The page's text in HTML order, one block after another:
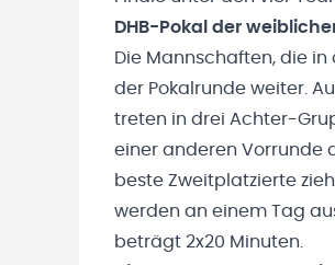
DHB-Pokal der
Die Mannschaften, die
der Pokalrunde weiter.
treten in drei Achter-
einer anderen Vorrunde
beste Zweitplatzierte
werden an einem Tag
beträgt 2x20 Minuten.